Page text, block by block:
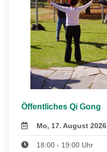
Öffentliches Qi Gong
Mo, 17. August 2026
18:00 - 19:00 Uhr